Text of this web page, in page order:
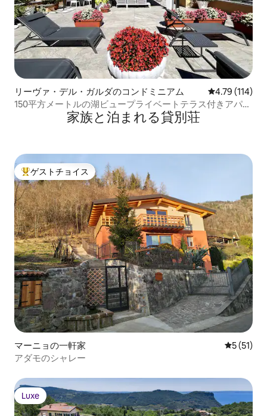
リーヴァ・デル・ガルダのコンドミニアム レビュー114
4.79 (114)
150平方メートルの湖ビュープライベートテラス付きアパー
家族と泊まれる貸別荘
大好評のゲストチョイスです。
ゲストチョイス
マーニョの一軒家 レビュー
5 (51)
アダモのシャレー
Luxe
Luxe